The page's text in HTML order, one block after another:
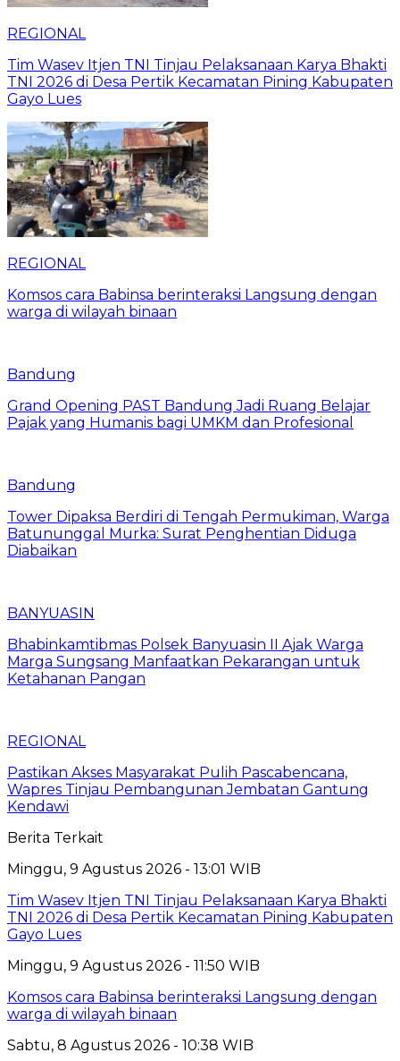
REGIONAL
Tim Wasev Itjen TNI Tinjau Pelaksanaan Karya Bhakti
TNI 2026 di Desa Pertik Kecamatan Pining Kabupaten
Gayo Lues
REGIONAL
Komsos cara Babinsa berinteraksi Langsung dengan
warga di wilayah binaan
Bandung
Grand Opening PAST Bandung Jadi Ruang Belajar
Pajak yang Humanis bagi UMKM dan Profesional
Bandung
Tower Dipaksa Berdiri di Tengah Permukiman, Warga
Batununggal Murka: Surat Penghentian Diduga
Diabaikan
BANYUASIN
Bhabinkamtibmas Polsek Banyuasin II Ajak Warga
Marga Sungsang Manfaatkan Pekarangan untuk
Ketahanan Pangan
REGIONAL
Pastikan Akses Masyarakat Pulih Pascabencana,
Wapres Tinjau Pembangunan Jembatan Gantung
Kendawi
Berita Terkait
Minggu, 9 Agustus 2026 - 13:01 WIB
Tim Wasev Itjen TNI Tinjau Pelaksanaan Karya Bhakti
TNI 2026 di Desa Pertik Kecamatan Pining Kabupaten
Gayo Lues
Minggu, 9 Agustus 2026 - 11:50 WIB
Komsos cara Babinsa berinteraksi Langsung dengan
warga di wilayah binaan
Sabtu, 8 Agustus 2026 - 10:38 WIB